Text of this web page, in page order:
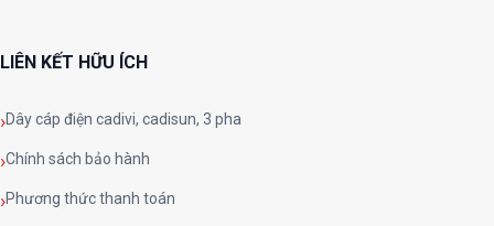
LIÊN KẾT HỮU ÍCH
Dây cáp điện cadivi, cadisun, 3 pha
Chính sách bảo hành
Phương thức thanh toán